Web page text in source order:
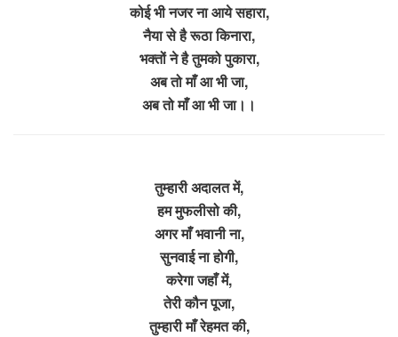
कोई भी नजर ना आये सहारा,
नैया से है रूठा किनारा,
भक्तों ने है तुमको पुकारा,
अब तो माँ आ भी जा,
अब तो माँ आ भी जा।।
तुम्हारी अदालत में,
हम मुफलीसो की,
अगर माँ भवानी ना,
सुनवाई ना होगी,
करेगा जहाँ में,
तेरी कौन पूजा,
तुम्हारी माँ रेहमत की,